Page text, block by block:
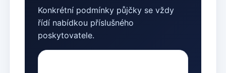
Konkrétní podmínky půjčky se vždy
řídí nabídkou příslušného
poskytovatele.